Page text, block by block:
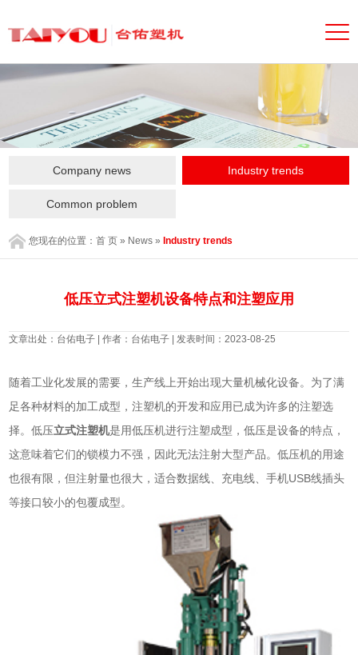
Company news Industry trends
Common problem
您现在的位置：首 页 » News »Industry trends
低压立式注塑机设备特点和注塑应用
文章出处：台佑电子 | 作者：台佑电子 | 发表时间：2023-08-25
随着工业化发展的需要，生产线上开始出现大量机械化设备。为了满
足各种材料的加工成型，注塑机的开发和应用已成为许多的注塑选
择。低压立式注塑机是用低压机进行注塑成型，低压是设备的特点，
这意味着它们的锁模力不强，因此无法注射大型产品。低压机的用途
也很有限，但注射量也很大，适合数据线、充电线、手机USB线插头
等接口较小的包覆成型。